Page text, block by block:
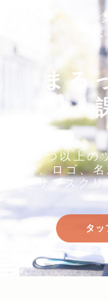
まる
３つ以上
グ、ロゴ、
をサブスク
タッ